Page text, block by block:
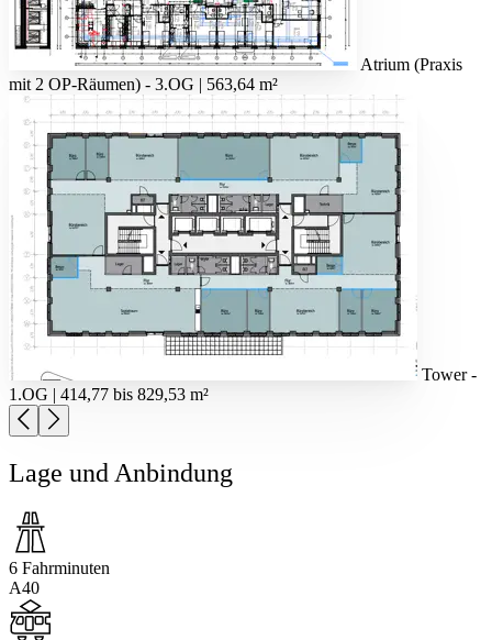
Atrium (Praxis
mit 2 OP-Räumen) - 3.OG | 563,64 m²
Tower -
1.OG | 414,77 bis 829,53 m²
Lage und Anbindung
6 Fahrminuten
A40